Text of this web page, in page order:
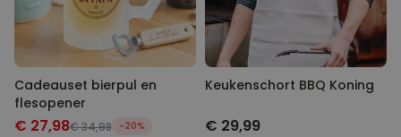
Cadeauset bierpul en
flesopener
€ 27,98€ 34,98 -20%
Keukenschort BBQ Koning
€ 29,99